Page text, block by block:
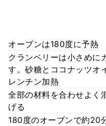
オーブンは180度に予熱
クランベリーは小さめに
す。砂糖とココナッツオ
レンチン加熱
全部の材料を合わせよく
げる
180度のオーブンで約20